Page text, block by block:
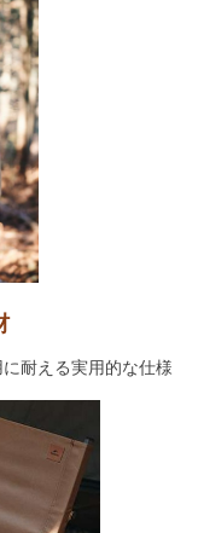
耐える実用的な仕様